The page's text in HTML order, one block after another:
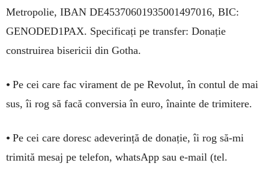
Metropolie, IBAN DE45370601935001497016, BIC:
GENODED1­PAX. Specificați pe transfer: Donație
construirea bisericii din Gotha.
• Pe cei care fac virament de pe Revolut, în contul de mai
sus, îi rog să facă conversia în euro, înainte de trimitere.
• Pe cei care doresc adeverință de donație, îi rog să-mi
trimită mesaj pe telefon, whatsApp sau e-mail (tel.